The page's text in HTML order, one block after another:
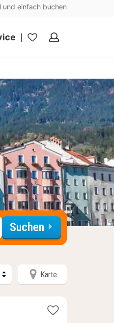
und einfach buchen
Meine
Suchen
Karte